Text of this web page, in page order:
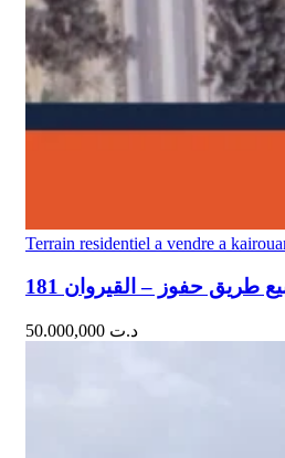
Terrain residentiel a vendre a
طريق حفوز – القيروان
د.ت